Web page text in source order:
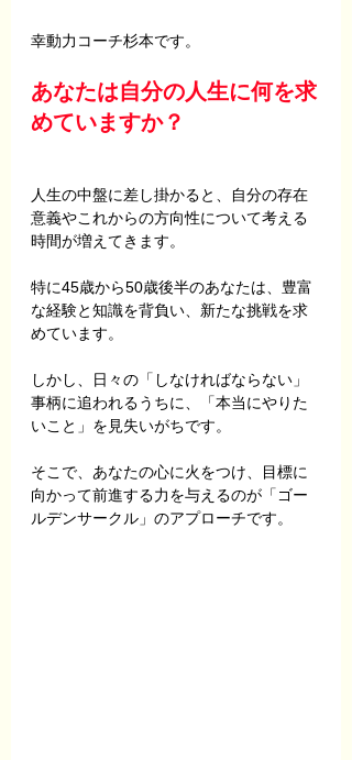
幸動力コーチ杉本です。
あなたは自分の人生に何を求
めていますか？
人生の中盤に差し掛かると、自分の存在
意義やこれからの方向性について考える
時間が増えてきます。
特に45歳から50歳後半のあなたは、豊富
な経験と知識を背負い、新たな挑戦を求
めています。
しかし、日々の「しなければならない」
事柄に追われるうちに、「本当にやりた
いこと」を見失いがちです。
そこで、あなたの心に火をつけ、目標に
向かって前進する力を与えるのが「ゴー
ルデンサークル」のアプローチです。